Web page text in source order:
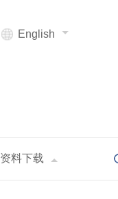
English
资料下载